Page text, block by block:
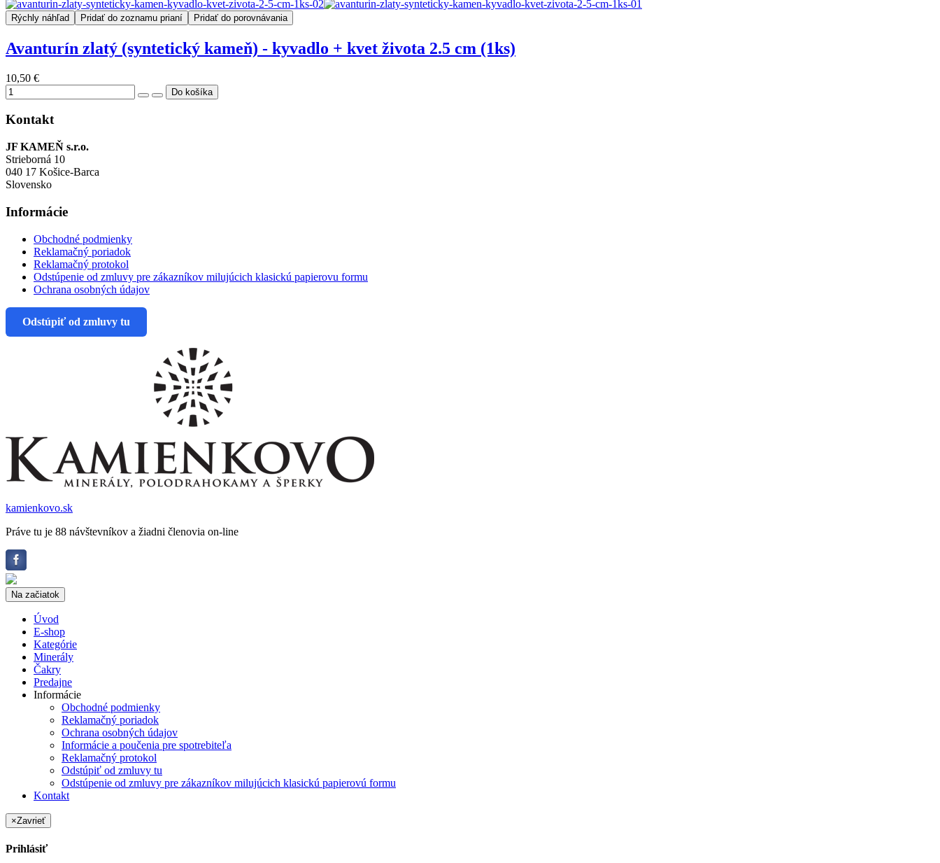
Rýchly náhľad Pridať do zoznamu prianí Pridať do porovnávania
Avanturín zlatý (syntetický kameň) - kyvadlo + kvet života 2.5 cm (1ks)
10,50 €
Kontakt
JF KAMEŇ s.r.o.
Strieborná 10
040 17 Košice-Barca
Slovensko
Informácie
Obchodné podmienky
Reklamačný poriadok
Reklamačný protokol
Odstúpenie od zmluvy pre zákazníkov milujúcich klasickú papierovu formu
Ochrana osobných údajov
Odstúpiť od zmluvy tu
kamienkovo.sk
Práve tu je 88 návštevníkov a žiadni členovia on-line
Na začiatok
Úvod
E-shop
Kategórie
Minerály
Čakry
Predajne
Informácie
Obchodné podmienky
Reklamačný poriadok
Ochrana osobných údajov
Informácie a poučenia pre spotrebiteľa
Reklamačný protokol
Odstúpiť od zmluvy tu
Odstúpenie od zmluvy pre zákazníkov milujúcich klasickú papierovú formu
Kontakt
×Zavrieť
Prihlásiť